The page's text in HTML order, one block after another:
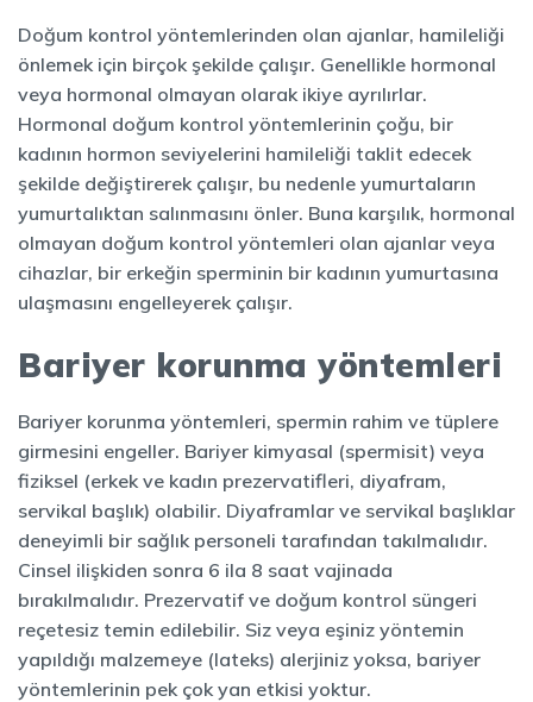
Doğum kontrol yöntemlerinden olan ajanlar, hamileliği
önlemek için birçok şekilde çalışır. Genellikle hormonal
veya hormonal olmayan olarak ikiye ayrılırlar.
Hormonal doğum kontrol yöntemlerinin çoğu, bir
kadının hormon seviyelerini hamileliği taklit edecek
şekilde değiştirerek çalışır, bu nedenle yumurtaların
yumurtalıktan salınmasını önler. Buna karşılık, hormonal
olmayan doğum kontrol yöntemleri olan ajanlar veya
cihazlar, bir erkeğin sperminin bir kadının yumurtasına
ulaşmasını engelleyerek çalışır.
Bariyer korunma yöntemleri
Bariyer korunma yöntemleri, spermin rahim ve tüplere
girmesini engeller. Bariyer kimyasal (spermisit) veya
fiziksel (erkek ve kadın prezervatifleri, diyafram,
servikal başlık) olabilir. Diyaframlar ve servikal başlıklar
deneyimli bir sağlık personeli tarafından takılmalıdır.
Cinsel ilişkiden sonra 6 ila 8 saat vajinada
bırakılmalıdır. Prezervatif ve doğum kontrol süngeri
reçetesiz temin edilebilir. Siz veya eşiniz yöntemin
yapıldığı malzemeye (lateks) alerjiniz yoksa, bariyer
yöntemlerinin pek çok yan etkisi yoktur.